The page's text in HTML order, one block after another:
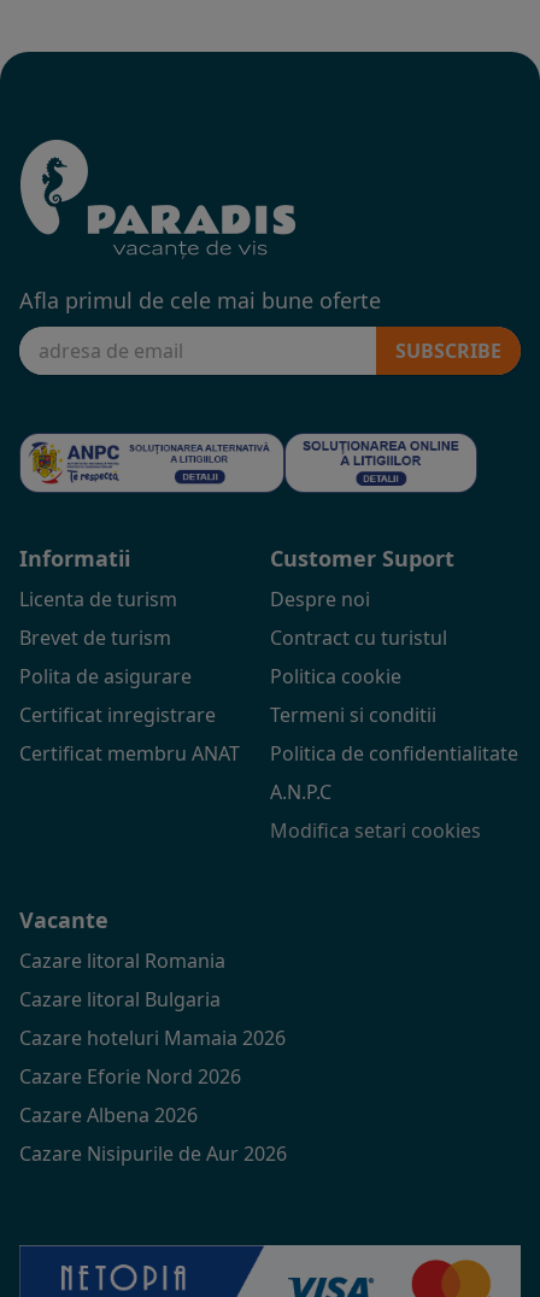
Afla primul de cele mai bune oferte
SUBSCRIBE
Informatii
Licenta de turism
Brevet de turism
Polita de asigurare
Certificat inregistrare
Certificat membru ANAT
Customer Suport
Despre noi
Contract cu turistul
Politica cookie
Termeni si conditii
Politica de confidentialitate
A.N.P.C
Modifica setari cookies
Vacante
Cazare litoral Romania
Cazare litoral Bulgaria
Cazare hoteluri Mamaia 2026
Cazare Eforie Nord 2026
Cazare Albena 2026
Cazare Nisipurile de Aur 2026